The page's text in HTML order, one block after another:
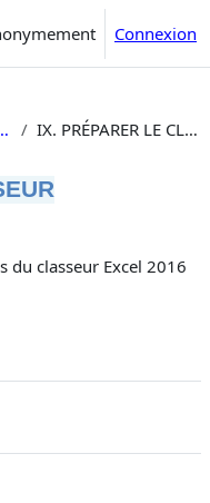
Connexion
Faire un tableau IX. PRÉPARER LE CLASSEUR
classeur Excel 2016